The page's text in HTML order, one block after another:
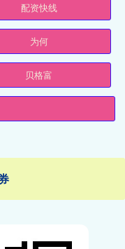
配资快线
为何
贝格富